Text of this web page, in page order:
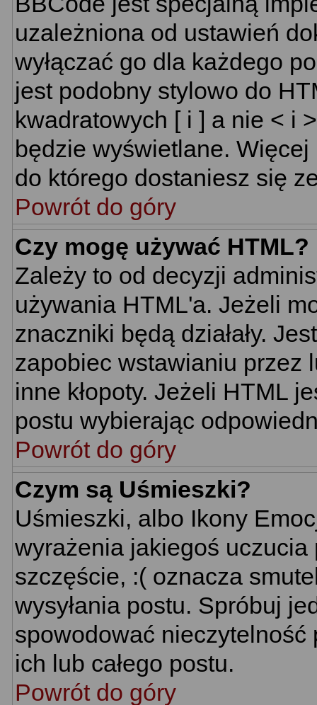
uzależniona od ustawień
wyłączać go dla każdego
jest podobny stylowo do
kwadratowych [ i ] a nie < i
będzie wyświetlane.
do którego dostaniesz się
Powrót do góry
Czy mogę używać HTML?
Zależy to od decyzji
używania HTML'a. Jeżeli
znaczniki będą działały.
zapobiec wstawianiu przez
inne kłopoty. Jeżeli HTML
postu wybierając
Powrót do góry
Czym są Uśmieszki?
Uśmieszki, albo Ikony
wyrażenia jakiegoś
szczęście, :( oznacza
wysyłania postu. Spróbuj
spowodować
ich lub całego postu.
Powrót do góry